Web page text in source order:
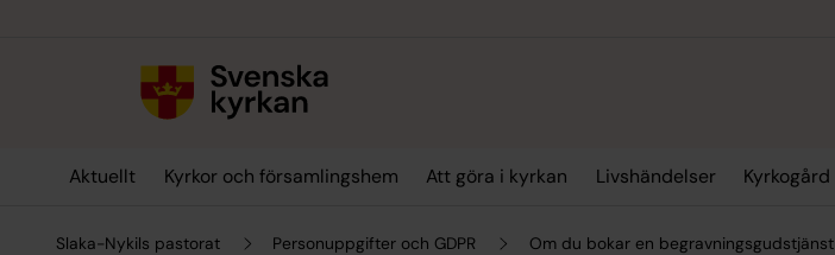
Aktuellt Kyrkor och församlingshem Att göra i kyrkan Livshändelser Kyrkogård
Slaka-Nykils pastorat Personuppgifter och GDPR Om du bokar en begravningsgudstjänst